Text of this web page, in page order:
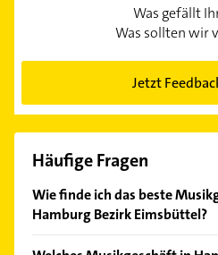
Was gefällt
Was sollten wir
Jetzt
Häufige Fragen
Wie finde ich das beste
Hamburg Bezirk Eimsbüttel?